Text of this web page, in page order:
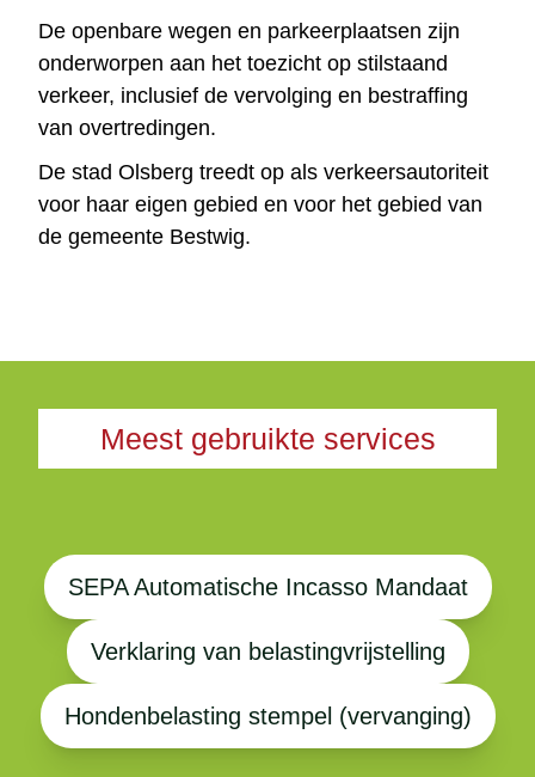
De openbare wegen en parkeerplaatsen zijn
onderworpen aan het toezicht op stilstaand
verkeer, inclusief de vervolging en bestraffing
van overtredingen.
De stad Olsberg treedt op als verkeersautoriteit
voor haar eigen gebied en voor het gebied van
de gemeente Bestwig.
Meest gebruikte services
SEPA Automatische Incasso Mandaat
Verklaring van belastingvrijstelling
Hondenbelasting stempel (vervanging)